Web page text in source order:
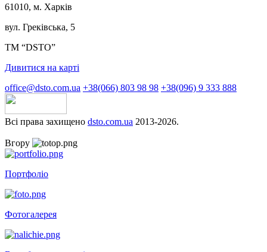
61010, м. Харків
вул. Греківська, 5
ТМ “DSTO”
Дивитися на карті
office@dsto.com.ua +38(066) 803 98 98 +38(096) 9 333 888
Всі права захищено dsto.com.ua 2013-2026.
Вгору
Портфоліо
Фотогалерея